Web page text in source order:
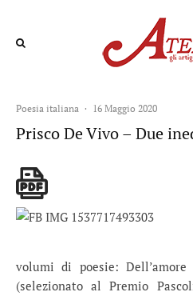
Poesia italiana · 16 Maggio 2020
Prisco De Vivo – Due
volumi di poesie:
(selezionato al Premio